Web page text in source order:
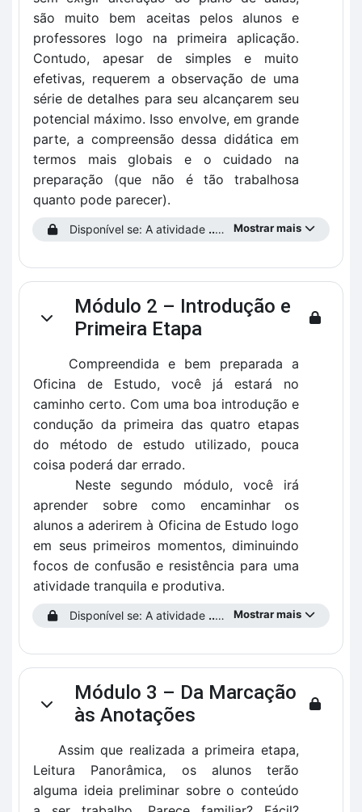
são muito bem aceitas pelos alunos e
professores logo na primeira aplicação.
Contudo, apesar de simples e muito
efetivas, requerem a observação de uma
série de detalhes para seu alcançarem seu
potencial máximo. Isso envolve, em grande
parte, a compreensão dessa didática em
termos mais globais e o cuidado na
preparação (que não é tão trabalhosa
quanto pode parecer).
Mostrar mais
Disponível se: A atividade ...prencha o Perfil do Estudante!
Contrair
Módulo 2 – Introdução e
Primeira Etapa
Compreendida e bem preparada a
Oficina de Estudo, você já estará no
caminho certo. Com uma boa introdução e
condução da primeira das quatro etapas
do método de estudo utilizado, pouca
coisa poderá dar errado.
Neste segundo módulo, você irá
aprender sobre como encaminhar os
alunos a aderirem à Oficina de Estudo logo
em seus primeiros momentos, diminuindo
focos de confusão e resistência para uma
atividade tranquila e produtiva.
Mostrar mais
Disponível se: A atividade ...prencha o Perfil do Estudante!
Contrair
Módulo 3 – Da Marcação
às Anotações
Assim que realizada a primeira etapa,
Leitura Panorâmica, os alunos terão
alguma ideia preliminar sobre o conteúdo